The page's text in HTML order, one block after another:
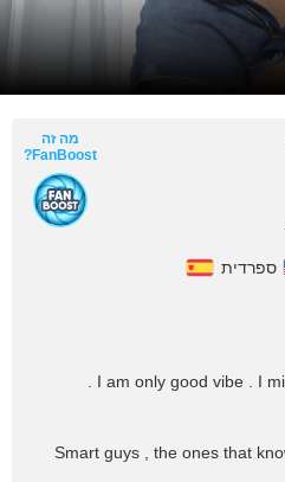
ספרדית
מה זה
FanBoost?
I am only good vibe . I
Smart guys , the ones that